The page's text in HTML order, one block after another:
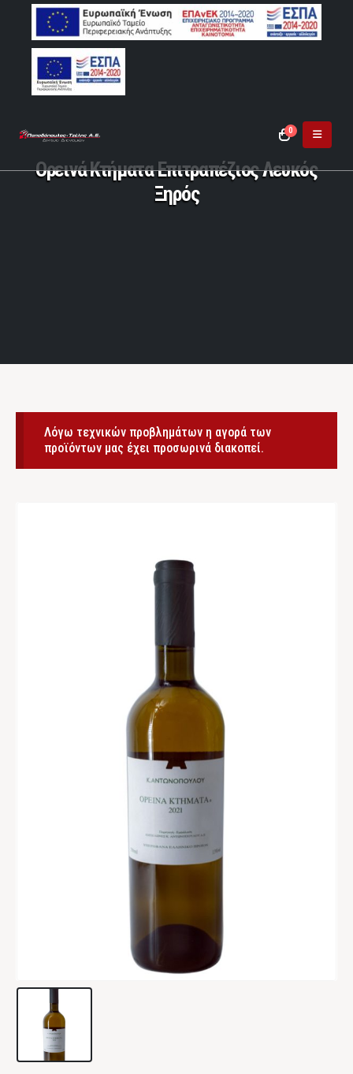
0
Ορεινά Κτήματα Επιτραπέζιος Λευκός
Ξηρός
Λόγω τεχνικών προβλημάτων η αγορά των
προϊόντων μας έχει προσωρινά διακοπεί.